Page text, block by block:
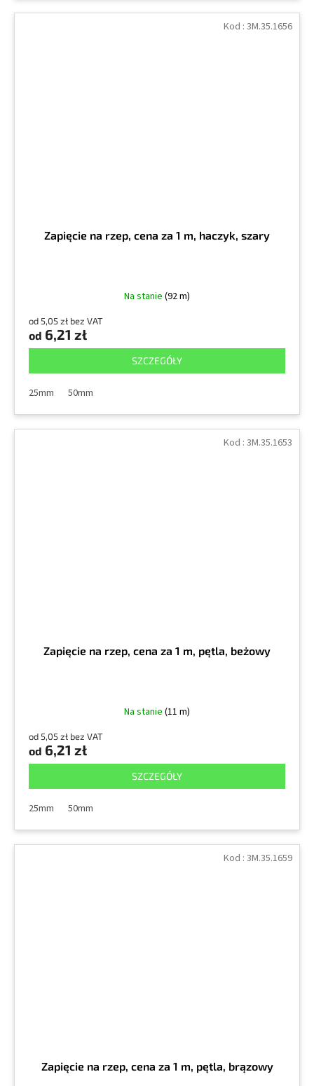
Zapięcie na rzep, cena za 1 m, haczyk, szary
Na stanie (92 m)
od 5,05 zł bez VAT
od 6,21 zł
SZCZEGÓŁY
25mm 50mm
Kod : 3M.35.1656
Zapięcie na rzep, cena za 1 m, pętla, beżowy
Na stanie (11 m)
od 5,05 zł bez VAT
od 6,21 zł
SZCZEGÓŁY
25mm 50mm
Kod : 3M.35.1653
Zapięcie na rzep, cena za 1 m, pętla, brązowy
Kod : 3M.35.1659